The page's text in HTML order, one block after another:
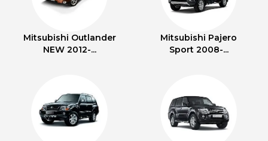
Mitsubishi Outlander
NEW 2012-...
Mitsubishi Pajero
Sport 2008-...